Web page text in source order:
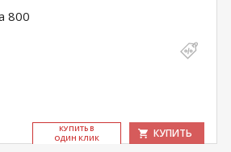
800
КУ­ПИТЬ В
ОДИН КЛИК
КУПИТЬ